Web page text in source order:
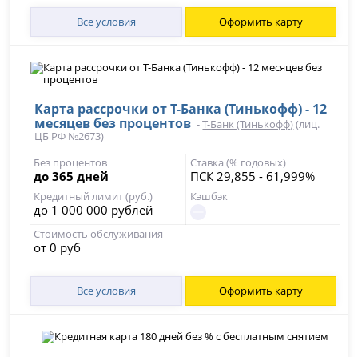
Все условия Оформить карту
Карта рассрочки от Т-Банка (Тинькофф) - 12
месяцев без процентов -Т-Банк (Тинькофф)(лиц.
ЦБ РФ №2673)
Без процентов
до 365 дней
Ставка (% годовых)
ПСК 29,855 - 61,999%
Кредитный лимит (руб.)
до 1 000 000 рублей
Кэшбэк
Стоимость обслуживания
от 0 руб
Все условия Оформить карту